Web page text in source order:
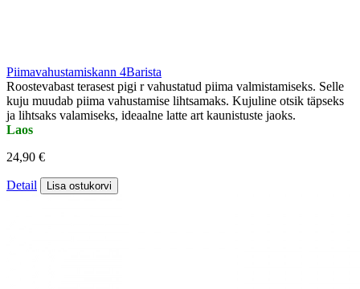
Piimavahustamiskann 4Barista
Roostevabast terasest pigi r vahustatud piima valmistamiseks. Selle
kuju muudab piima vahustamise lihtsamaks. Kujuline otsik täpseks
ja lihtsaks valamiseks, ideaalne latte art kaunistuste jaoks.
Laos
24,90 €
Detail Lisa ostukorvi